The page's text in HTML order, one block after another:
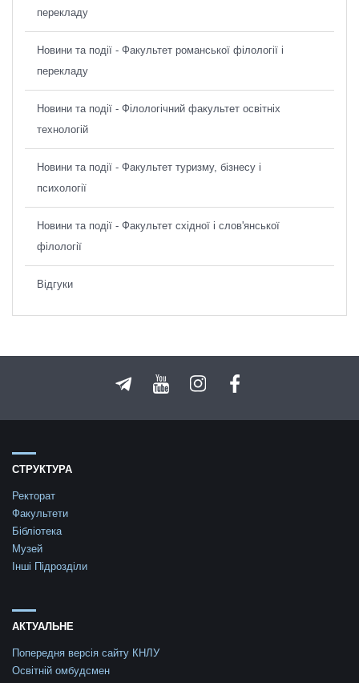
перекладу
Новини та події - Факультет романської філології і
перекладу
Новини та події - Філологічний факультет освітніх
технологій
Новини та події - Факультет туризму, бізнесу і
психології
Новини та події - Факультет східної і слов'янської
філології
Відгуки
СТРУКТУРА
Ректорат
Факультети
Бібліотека
Музей
Інші Підрозділи
АКТУАЛЬНЕ
Попередня версія сайту КНЛУ
Освітній омбудсмен